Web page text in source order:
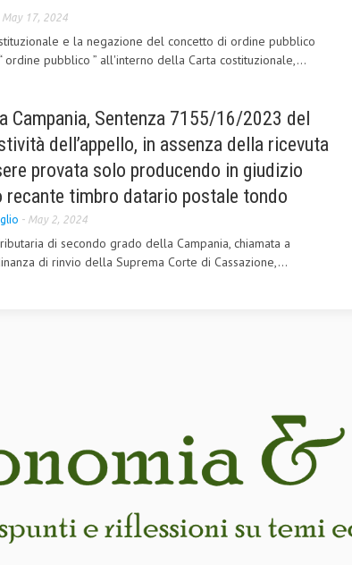
May 17, 2024
e la negazione del concetto di ordine pubblico
ordine pubblico ” all'interno della Carta costituzionale,...
Campania, Sentenza 7155/16/2023 del
dell’appello, in assenza della ricevuta
provata solo producendo in giudizio
recante timbro datario postale tondo
- May 2, 2024
di secondo grado della Campania, chiamata a
di rinvio della Suprema Corte di Cassazione,...